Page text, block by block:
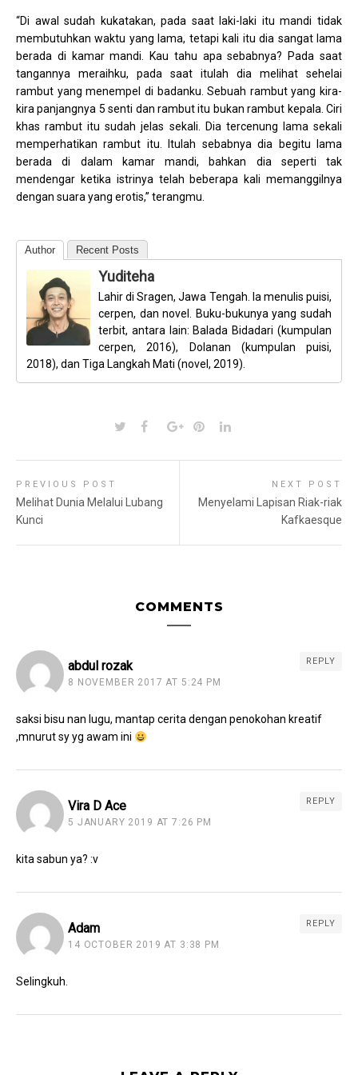
“Di awal sudah kukatakan, pada saat laki-laki itu mandi tidak
membutuhkan waktu yang lama, tetapi kali itu dia sangat lama
berada di kamar mandi. Kau tahu apa sebabnya? Pada saat
tangannya meraihku, pada saat itulah dia melihat sehelai
rambut yang menempel di badanku. Sebuah rambut yang kira-
kira panjangnya 5 senti dan rambut itu bukan rambut kepala. Ciri
khas rambut itu sudah jelas sekali. Dia tercenung lama sekali
memperhatikan rambut itu. Itulah sebabnya dia begitu lama
berada di dalam kamar mandi, bahkan dia seperti tak
mendengar ketika istrinya telah beberapa kali memanggilnya
dengan suara yang erotis,” terangmu.
Author Recent Posts
Yuditeha
Lahir di Sragen, Jawa Tengah. Ia menulis puisi,
cerpen, dan novel. Buku-bukunya yang sudah
terbit, antara lain: Balada Bidadari (kumpulan
cerpen, 2016), Dolanan (kumpulan puisi,
2018), dan Tiga Langkah Mati (novel, 2019).
PREVIOUS POST
Melihat Dunia Melalui Lubang
Kunci
NEXT POST
Menyelami Lapisan Riak-riak
Kafkaesque
COMMENTS
abdul rozak
8 NOVEMBER 2017 AT 5:24 PM
REPLY
saksi bisu nan lugu, mantap cerita dengan penokohan kreatif
,mnurut sy yg awam ini
Vira D Ace
5 JANUARY 2019 AT 7:26 PM
REPLY
kita sabun ya? :v
Adam
14 OCTOBER 2019 AT 3:38 PM
REPLY
Selingkuh.